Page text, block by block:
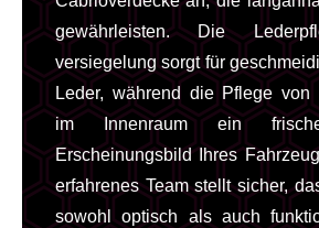
gewährleisten. Die
versiegelung sorgt für
Leder, während die Pflege von
im Innenraum ein
Erscheinungsbild Ihres
erfahrenes Team stellt sicher,
sowohl optisch als auch